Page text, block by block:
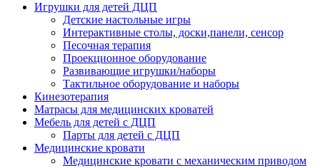
Игрушки для детей ДЦП
Детские настольные игры
Интерактивные столы, доски,панели, сенсор
Песочная терапия
Проекционное оборудование
Развивающие игрушки/наборы
Тактильное оборудование и наборы
Кинезотерапия
Матрасы для медицинских кроватей
Мебель для детей с ДЦП
Парты для детей с ДЦП
Медицинские кровати
Медицинские кровати с механическим приводом